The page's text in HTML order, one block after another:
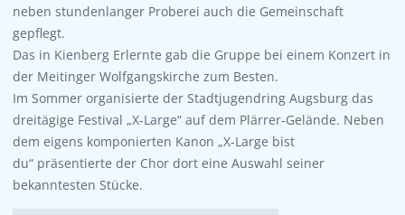
neben stundenlanger Proberei auch die Gemeinschaft
gepflegt.
Das in Kienberg Erlernte gab die Gruppe bei einem Konzert in
der Meitinger Wolfgangskirche zum Besten.
Im Sommer organisierte der Stadtjugendring Augsburg das
dreitägige Festival „X-Large“ auf dem Plärrer-Gelände. Neben
dem eigens komponierten Kanon „X-Large bist
du“ präsentierte der Chor dort eine Auswahl seiner
bekanntesten Stücke.